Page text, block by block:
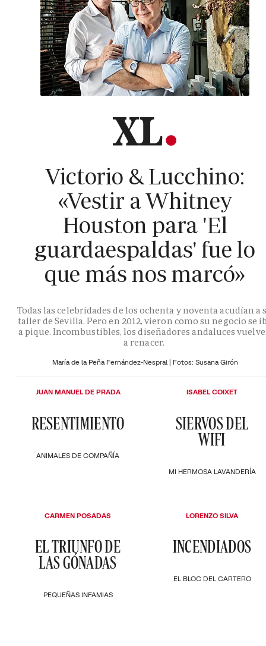
Victorio & Lucchino:
«Vestir a Whitney
Houston para 'El
guardaespaldas' fue lo
que más nos marcó»
Todas las celebridades de los ochenta y noventa acudían a
taller de Sevilla. Pero en 2012, vieron como su negocio se
a pique. Incombustibles, los diseñadores andaluces
a renacer.
María de la Peña Fernández-Nespral | Fotos: Susana Girón
ANIMALES DE COMPAÑÍA
RESENTIMIENTO
JUAN MANUEL DE PRADA
MI HERMOSA LAVANDERÍA
SIERVOS DEL
WIFI
ISABEL COIXET
PEQUEÑAS INFAMIAS
EL TRIUNFO DE
LAS GÓNADAS
CARMEN POSADAS
EL BLOC DEL CARTERO
INCENDIADOS
LORENZO SILVA